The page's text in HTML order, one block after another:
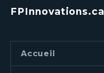
FPInnovations.ca
Accueil